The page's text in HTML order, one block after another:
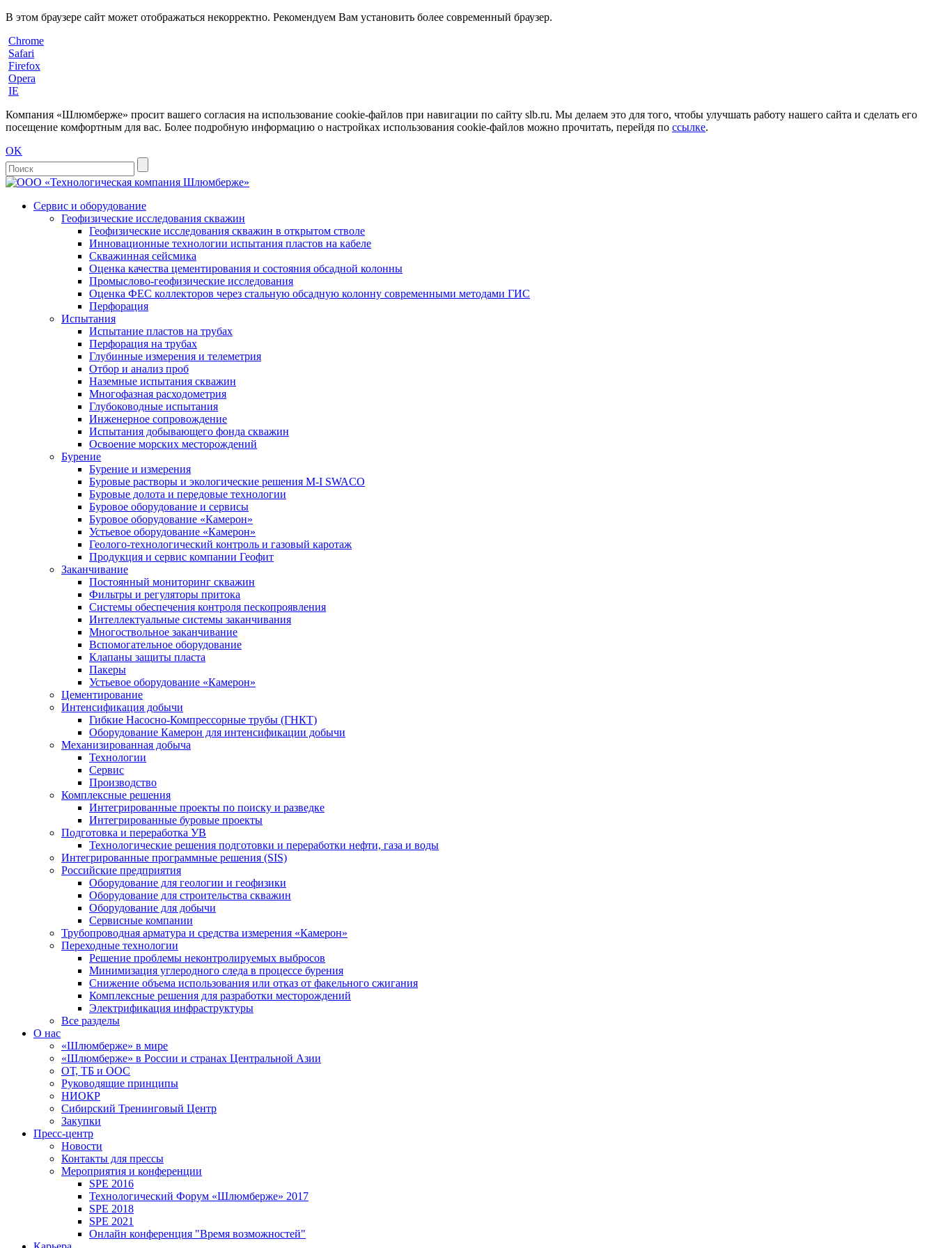
В этом браузере сайт может отображаться некорректно. Рекомендуем Вам установить более современный браузер.
Chrome
Safari
Firefox
Opera
IE
Компания «Шлюмберже» просит вашего согласия на использование cookie-файлов при навигации по сайту slb.ru. Мы делаем это для того, чтобы улучшать работу нашего сайта и сделать его
посещение комфортным для вас. Более подробную информацию о настройках использования cookie-файлов можно прочитать, перейдя по ссылке.
OK
Сервис и оборудование
Геофизические исследования скважин
Геофизические исследования скважин в открытом стволе
Инновационные технологии испытания пластов на кабеле
Скважинная сейсмика
Оценка качества цементирования и состояния обсадной колонны
Промыслово-геофизические исследования
Оценка ФЕС коллекторов через стальную обсадную колонну современными методами ГИС
Перфорация
Испытания
Испытание пластов на трубах
Перфорация на трубах
Глубинные измерения и телеметрия
Отбор и анализ проб
Наземные испытания скважин
Многофазная расходометрия
Глубоководные испытания
Инженерное сопровождение
Испытания добывающего фонда скважин
Освоение морских месторождений
Бурение
Бурение и измерения
Буровые растворы и экологические решения M-I SWACO
Буровые долота и передовые технологии
Буровое оборудование и сервисы
Буровое оборудование «Камерон»
Устьевое оборудование «Камерон»
Геолого-технологический контроль и газовый каротаж
Продукция и сервис компании Геофит
Заканчивание
Постоянный мониторинг скважин
Фильтры и регуляторы притока
Cистемы обеспечения контроля пескопроявления
Интеллектуальные системы заканчивания
Многоствольное заканчивание
Вспомогательное оборудование
Клапаны защиты пласта
Пакеры
Устьевое оборудование «Камерон»
Цементирование
Интенсификация добычи
Гибкие Насосно-Компрессорные трубы (ГНКТ)
Оборудование Камерон для интенсификации добычи
Механизированная добыча
Технологии
Сервис
Производство
Комплексные решения
Интегрированные проекты по поиску и разведке
Интегрированные буровые проекты
Подготовка и переработка УВ
Технологические решения подготовки и переработки нефти, газа и воды
Интегрированные программные решения (SIS)
Российские предприятия
Оборудование для геологии и геофизики
Оборудование для строительства скважин
Оборудование для добычи
Сервисные компании
Трубопроводная арматура и средства измерения «Камерон»
Переходные технологии
Решение проблемы неконтролируемых выбросов
Минимизация углеродного следа в процессе бурения
Снижение объема использования или отказ от факельного сжигания
Комплексные решения для разработки месторождений
Электрификация инфраструктуры
Все разделы
О нас
«Шлюмберже» в мире
«Шлюмберже» в России и странах Центральной Азии
ОТ, ТБ и ООС
Руководящие принципы
НИОКР
Сибирский Тренинговый Центр
Закупки
Пресс-центр
Новости
Контакты для прессы
Мероприятия и конференции
SPE 2016
Технологический Форум «Шлюмберже» 2017
SPE 2018
SPE 2021
Онлайн конференция "Время возможностей"